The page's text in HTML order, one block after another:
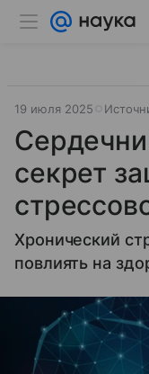
19 июля 2025
секрет
Хронический
повлиять на